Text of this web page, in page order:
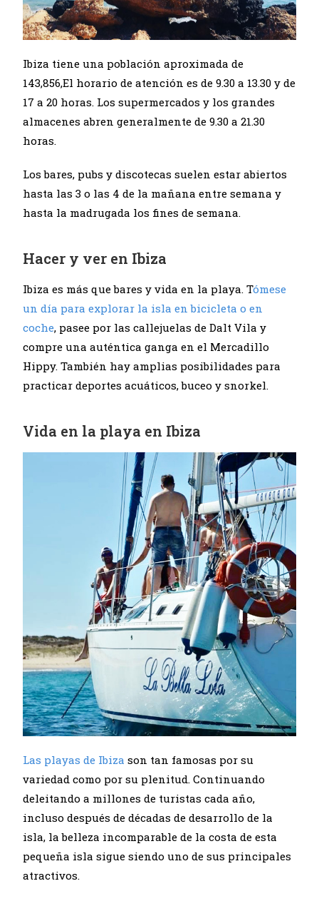
Ibiza tiene una población aproximada de
143,856,El horario de atención es de 9.30 a 13.30 y de
17 a 20 horas. Los supermercados y los grandes
almacenes abren generalmente de 9.30 a 21.30
horas.
Los bares, pubs y discotecas suelen estar abiertos
hasta las 3 o las 4 de la mañana entre semana y
hasta la madrugada los fines de semana.
Hacer y ver en Ibiza
Ibiza es más que bares y vida en la playa. Tómese
un día para explorar la isla en bicicleta o en
coche, pasee por las callejuelas de Dalt Vila y
compre una auténtica ganga en el Mercadillo
Hippy. También hay amplias posibilidades para
practicar deportes acuáticos, buceo y snorkel.
Vida en la playa en Ibiza
Las playas de Ibiza son tan famosas por su
variedad como por su plenitud. Continuando
deleitando a millones de turistas cada año,
incluso después de décadas de desarrollo de la
isla, la belleza incomparable de la costa de esta
pequeña isla sigue siendo uno de sus principales
atractivos.